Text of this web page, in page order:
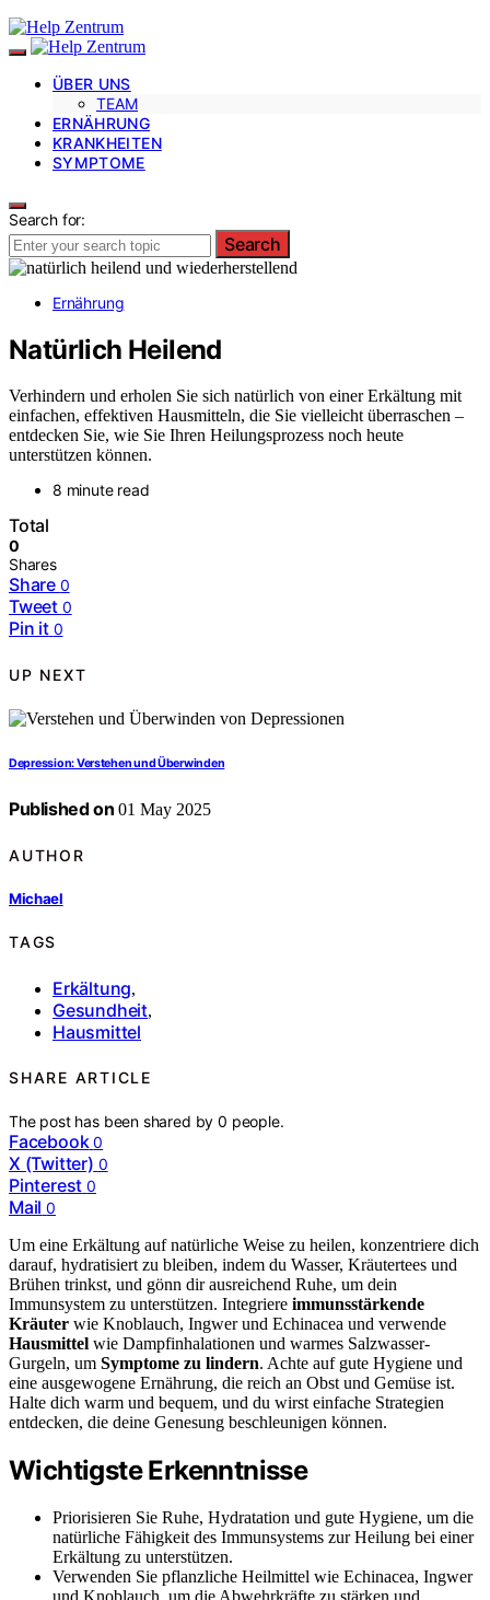
ÜBER UNS
TEAM
ERNÄHRUNG
KRANKHEITEN
SYMPTOME
Search for:
Search
Ernährung
Natürlich Heilend
Verhindern und erholen Sie sich natürlich von einer Erkältung mit
einfachen, effektiven Hausmitteln, die Sie vielleicht überraschen –
entdecken Sie, wie Sie Ihren Heilungsprozess noch heute
unterstützen können.
8 minute read
Total
0
Shares
Share 0
Tweet 0
Pin it 0
UP NEXT
Depression: Verstehen und Überwinden
Published on 01 May 2025
AUTHOR
Michael
TAGS
Erkältung,
Gesundheit,
Hausmittel
SHARE ARTICLE
The post has been shared by0 people.
Facebook 0
X (Twitter) 0
Pinterest 0
Mail 0
Um eine Erkältung auf natürliche Weise zu heilen, konzentriere dich
darauf, hydratisiert zu bleiben, indem du Wasser, Kräutertees und
Brühen trinkst, und gönn dir ausreichend Ruhe, um dein
Immunsystem zu unterstützen. Integriere immunsstärkende
Kräuter wie Knoblauch, Ingwer und Echinacea und verwende
Hausmittel wie Dampfinhalationen und warmes Salzwasser-
Gurgeln, um Symptome zu lindern. Achte auf gute Hygiene und
eine ausgewogene Ernährung, die reich an Obst und Gemüse ist.
Halte dich warm und bequem, und du wirst einfache Strategien
entdecken, die deine Genesung beschleunigen können.
Wichtigste Erkenntnisse
Priorisieren Sie Ruhe, Hydratation und gute Hygiene, um die
natürliche Fähigkeit des Immunsystems zur Heilung bei einer
Erkältung zu unterstützen.
Verwenden Sie pflanzliche Heilmittel wie Echinacea, Ingwer